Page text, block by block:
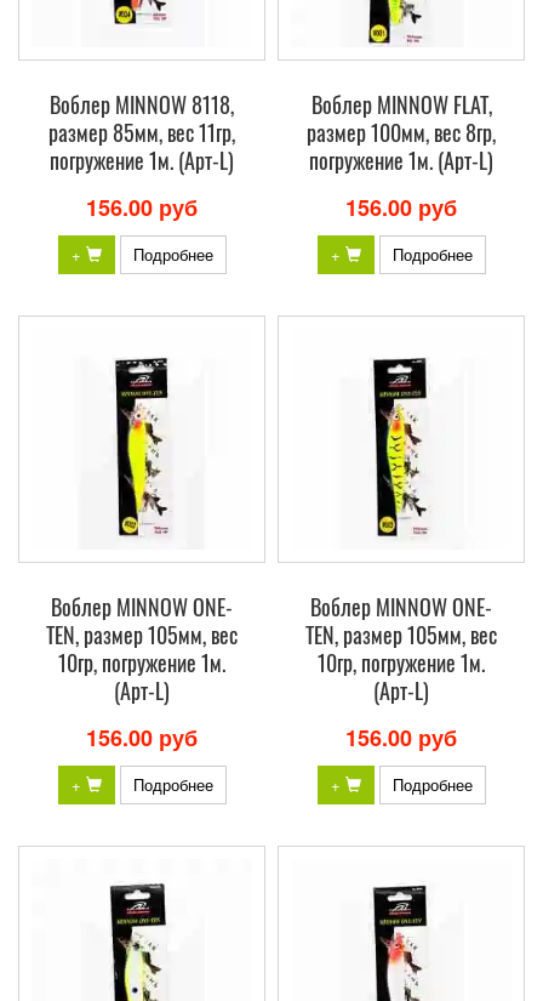
Воблер MINNOW 8118,
размер 85мм, вес 11гр,
погружение 1м. (Арт-L)
156.00 руб
+ Подробнее
Воблер MINNOW FLAT,
размер 100мм, вес 8гр,
погружение 1м. (Арт-L)
156.00 руб
+ Подробнее
Воблер MINNOW ONE-
TEN, размер 105мм, вес
10гр, погружение 1м.
(Арт-L)
156.00 руб
+ Подробнее
Воблер MINNOW ONE-
TEN, размер 105мм, вес
10гр, погружение 1м.
(Арт-L)
156.00 руб
+ Подробнее